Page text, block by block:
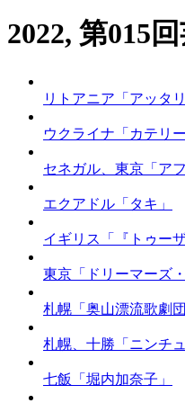
2022, 第015
リトアニア「アッタリ
ウクライナ「カテリー
セネガル、東京「ア
エクアドル「タキ」
イギリス「『トゥー
東京「ドリーマーズ
札幌「奥山漂流歌劇団
札幌、十勝「ニンチュ
七飯「堀内加奈子」